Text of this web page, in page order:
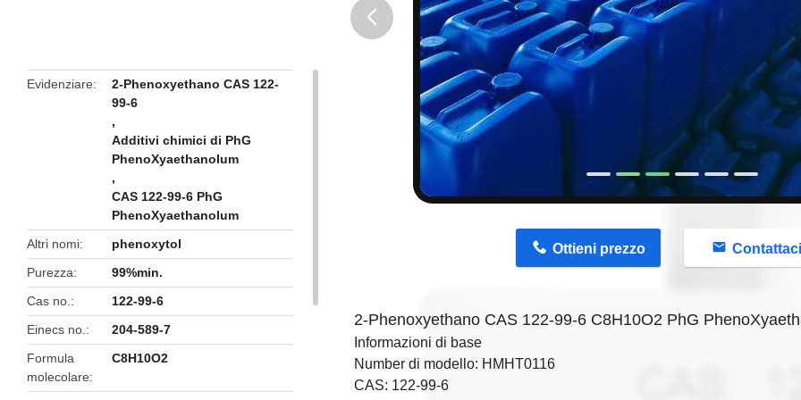
Evidenziare
2-Phenoxyethano CAS 122-
99-6
,
Additivi chimici di PhG
PhenoXyaethanolum
,
CAS 122-99-6 PhG
PhenoXyaethanolum
Altri nomi
phenoxytol
Purezza
99%min.
Cas no.
122-99-6
Einecs no.
204-589-7
Formula
molecolare
C8H10O2
Ottieni prezzo
2-Phenoxyethano CAS 122-99-6 C8H10O2 PhG
Informazioni di base
Number di modello: HMHT0116
CAS: 122-99-6